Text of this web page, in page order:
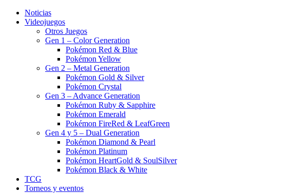
Noticias
Videojuegos
Otros Juegos
Gen 1 – Color Generation
Pokémon Red & Blue
Pokémon Yellow
Gen 2 – Metal Generation
Pokémon Gold & Silver
Pokémon Crystal
Gen 3 – Advance Generation
Pokémon Ruby & Sapphire
Pokémon Emerald
Pokémon FireRed & LeafGreen
Gen 4 y 5 – Dual Generation
Pokémon Diamond & Pearl
Pokémon Platinum
Pokémon HeartGold & SoulSilver
Pokémon Black & White
TCG
Torneos y eventos